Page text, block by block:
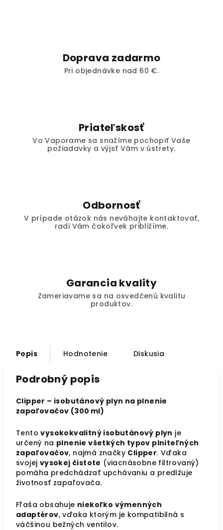
Doprava zadarmo
Pri objednávke nad 60 €.
Priateľskosť
Vo Vaporame sa snažíme pochopiť Vaše
požiadavky a výjsť Vám v ústrety.
Odbornosť
V prípade otázok nás neváhajte kontaktovať,
radi Vám čokoľvek približíme.
Garancia kvality
Zameriavame sa na osvedčenú kvalitu
produktov.
Popis Hodnotenie Diskusia
Podrobný popis
Clipper – isobutánový plyn na plnenie
zapaľovačov (300 ml)
Tentovysokokvalitný isobutánový plyn je
určený na plnenie všetkých typov plniteľných
zapaľovačov, najmä značky Clipper. Vďaka
svojej vysokej čistote (viacnásobne filtrovaný)
pomáha predchádzať upchávaniu a predlžuje
životnosť zapaľovača.
Fľaša obsahuje niekoľko výmenných
adaptérov, vďaka ktorým je kompatibilná s
väčšinou bežných ventilov.